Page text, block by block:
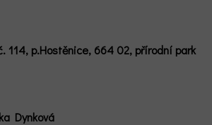
114, p.Hostěnice, 664 02, přírodní park
Dynková